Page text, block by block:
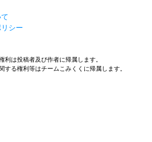
シー
利は投稿者及び作者に帰属します。
する権利等はチームこみくくに帰属します。